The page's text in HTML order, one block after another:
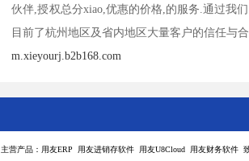
伙伴,授权总分xiao,优惠的价格,的服务.通过我
目前了杭州地区及省内地区大量客户的信任与合
m.xieyourj.b2b168.com
主营产品：用友ERP 用友进销存软件 用友U8Cloud 用友财务软件